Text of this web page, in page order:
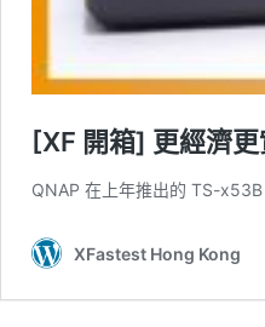
[XF 開箱] 更經濟
QNAP 在上年推出的 TS-
XFastest Hong Kong